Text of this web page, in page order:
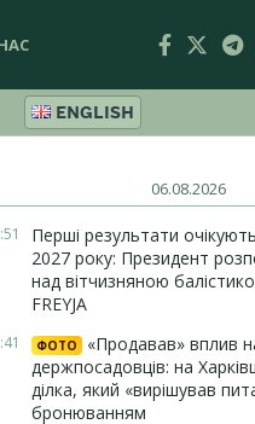
ENGLISH
06.08.2026
Перші результати
2027 року: Президент
над вітчизняною
FREYJA
ФОТО
«Продавав» вплив
держпосадовців: на
ділка, який «вирішував
бронюванням